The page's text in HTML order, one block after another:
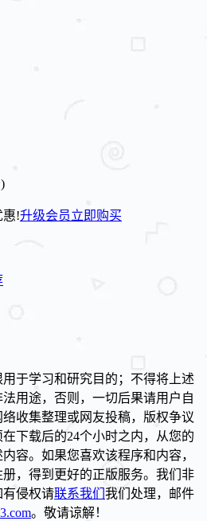
惠!升级会员立即购买
于学习和研究目的；不得将上述
用途，否则，一切后果请用户自
收集整理或网友投稿，版权争议
下载后的24个小时之内，从您的
容。如果您喜欢该程序和内容，
，得到更好的正版服务。我们非
有侵权请联系我们 我们处理，邮件
。敬请谅解！